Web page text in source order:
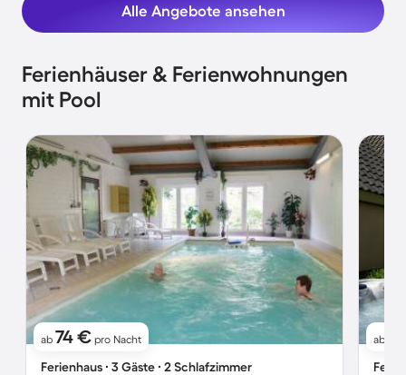
Alle Angebote ansehen
Ferienhäuser & Ferienwohnungen
mit Pool
ab 74 € pro Nacht
Ferienhaus ∙ 3 Gäste ∙ 2 Schlafzimmer
ab